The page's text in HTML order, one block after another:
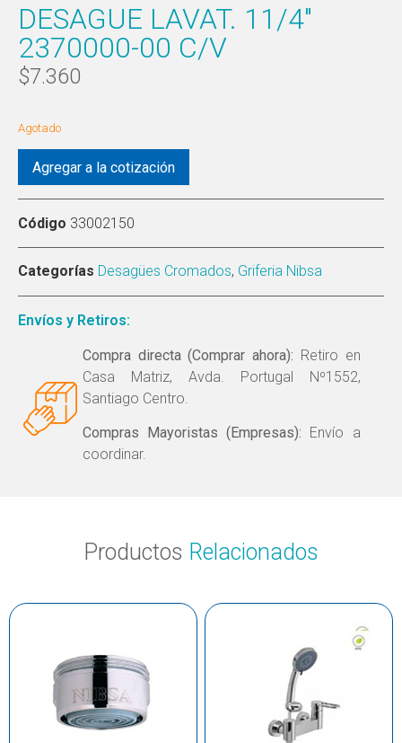
DESAGUE LAVAT. 11/4″
2370000-00 C/V
$7.360
Agotado
Agregar a la cotización
Código 33002150
Categorías Desagües Cromados, Griferia Nibsa
Envíos y Retiros:
Compra directa (Comprar ahora): Retiro en
Casa Matriz, Avda. Portugal Nº1552,
Santiago Centro.
Compras Mayoristas (Empresas): Envío a
coordinar.
Productos Relacionados